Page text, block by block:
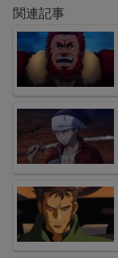
関連記事